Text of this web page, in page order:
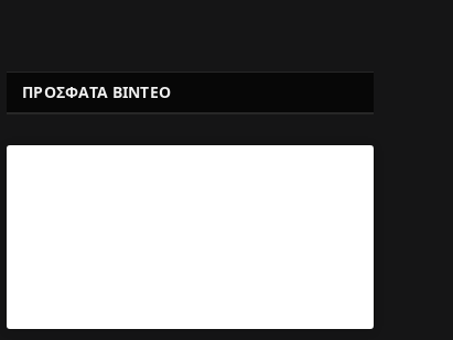
ΠΡΟΣΦΑΤΑ ΒΙΝΤΕΟ